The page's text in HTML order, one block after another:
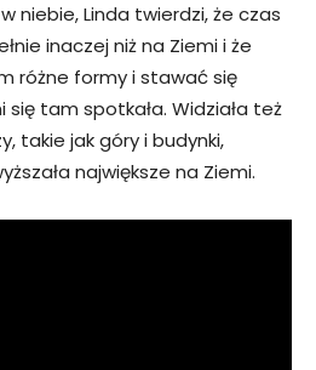
niebie, Linda twierdzi, że czas
inaczej niż na Ziemi i że
różne formy i stawać się
się tam spotkała. Widziała też
takie jak góry i budynki,
największe na Ziemi.